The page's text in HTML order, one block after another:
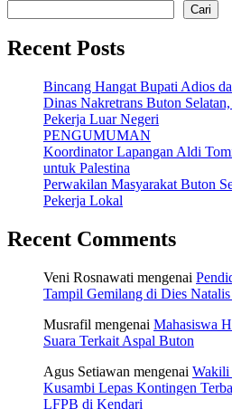
Cari
Recent Posts
Bincang Hangat Bupati Adios
Dinas Nakretrans Buton
Pekerja Luar Negeri
PENGUMUMAN
Koordinator Lapangan Aldi
untuk Palestina
Perwakilan Masyarakat Buton
Pekerja Lokal
Recent Comments
Veni Rosnawati mengenai
Tampil Gemilang di Dies
Musrafil mengenai Mahasiswa
Suara Terkait Aspal Buton
Agus Setiawan mengenai Wakili
Kusambi Lepas Kontingen
LFPB di Kendari